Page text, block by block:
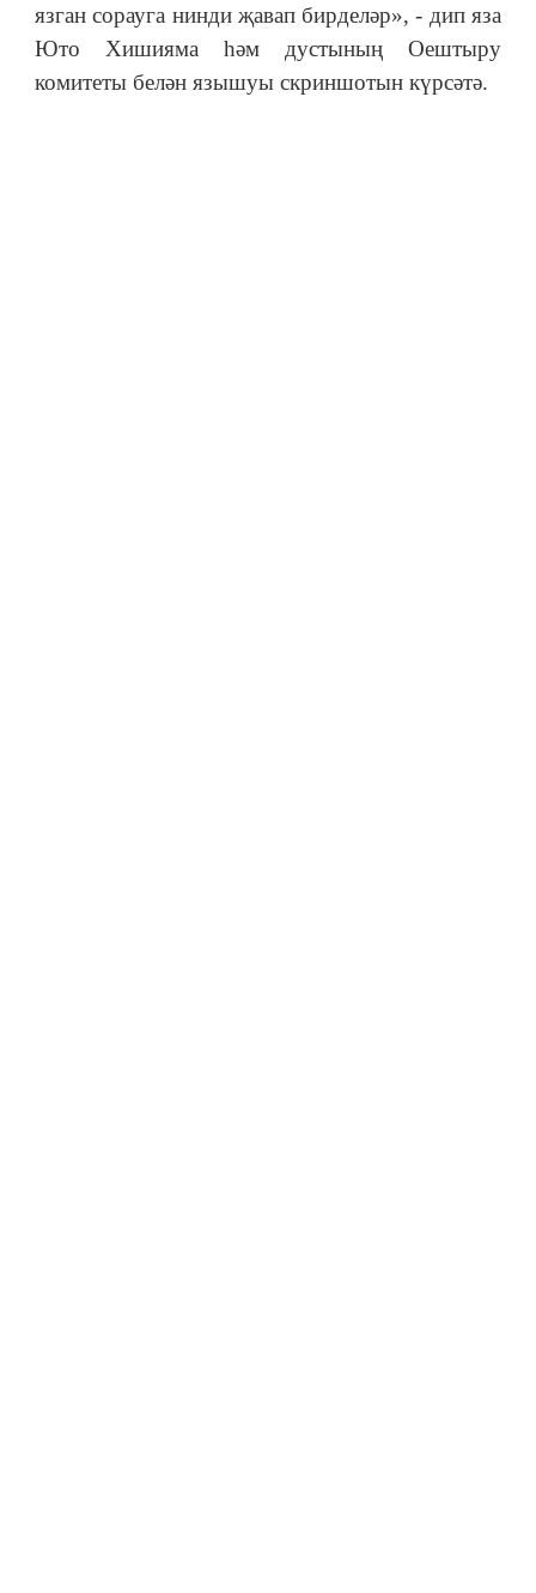
язган сорауга нинди җавап бирделәр», - дип яза
Юто Хишияма һәм дустының Оештыру
комитеты белән язышуы скриншотын күрсәтә.